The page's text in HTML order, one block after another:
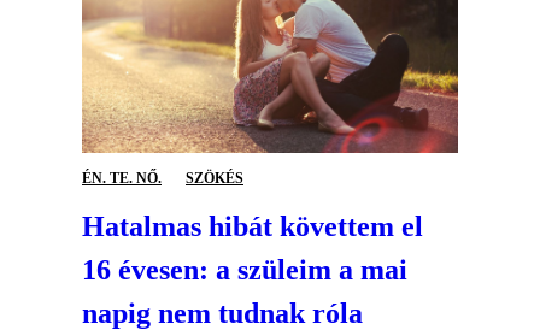
ÉN. TE. NŐ. SZÖKÉS
Hatalmas hibát követtem el
16 évesen: a szüleim a mai
napig nem tudnak róla